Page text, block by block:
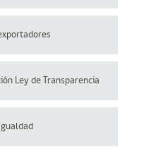
Ley de Transparencia